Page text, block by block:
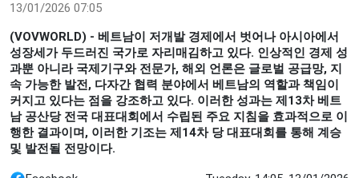
13/01/2026 07:05
(VOVWORLD) - 베트남이 저개발 경제에서 벗어나 아시아에서
성장세가 두드러진 국가로 자리매김하고 있다. 인상적인 경제 성
과뿐 아니라 국제기구와 전문가, 해외 언론은 글로벌 공급망, 지
속 가능한 발전, 다자간 협력 분야에서 베트남의 역할과 책임이
커지고 있다는 점을 강조하고 있다. 이러한 성과는 제13차 베트
남 공산당 전국 대표대회에서 수립된 주요 지침을 효과적으로 이
행한 결과이며, 이러한 기조는 제14차 당 대표대회를 통해 계승
및 발전될 전망이다.